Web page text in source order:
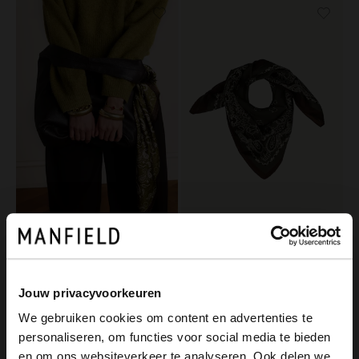
Jouw privacyvoorkeuren
We gebruiken cookies om content en advertenties te
personaliseren, om functies voor social media te bieden
Manfield
Grünes Tuch mit braun-weißen Details Dunkelgrünes Tuch mit braun-weißen Details